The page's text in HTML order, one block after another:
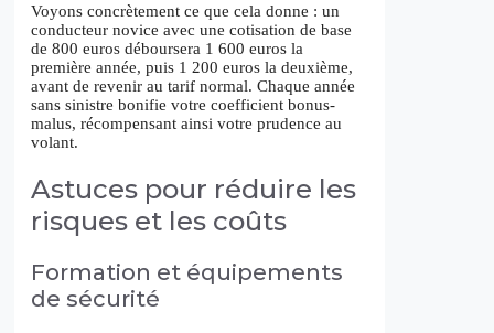
Voyons concrètement ce que cela donne : un
conducteur novice avec une cotisation de base
de 800 euros déboursera 1 600 euros la
première année, puis 1 200 euros la deuxième,
avant de revenir au tarif normal. Chaque année
sans sinistre bonifie votre coefficient bonus-
malus, récompensant ainsi votre prudence au
volant.
Astuces pour réduire les
risques et les coûts
Formation et équipements
de sécurité